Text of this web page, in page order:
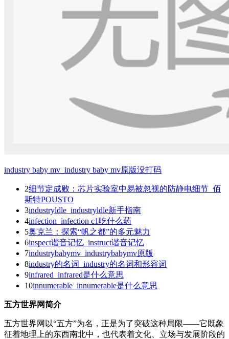
industry baby mv_industry baby mv原版没打码
2细节定成败：芯片实验室中易被忽视的防静电细节_佰
斯特POUSTO
3industryldle_industryldle新手指南
4infection_infection c1吃什么药
5奥克兰：探索“帆之都”的多元魅力
6inspect谐音记忆_instruct谐音记忆
7industrybabymv_industrybabymv原版
8industry的名词_industry的名词和形容词
9infrared_infrared是什么意思
10innumerable_innumerable是什么意思
五方世界网简介
五方世界网以“五方”为名，正是为了突破这种局限——它既象
征着地理上的东西南北中，也代表着文化、立场与发展阶段的